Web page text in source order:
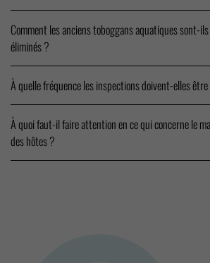
Comment les anciens toboggans aquatiques sont-
éliminés ?
À quelle fréquence les inspections doivent-elles
À quoi faut-il faire attention en ce qui concerne le
des hôtes ?